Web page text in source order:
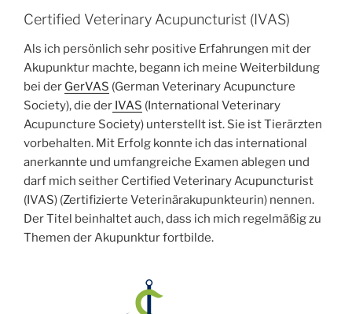
Certified Veterinary Acupuncturist (IVAS)
Als ich persönlich sehr positive Erfahrungen mit der
Akupunktur machte, begann ich meine Weiterbildung
bei der GerVAS (German Veterinary Acupuncture
Society), die der IVAS (International Veterinary
Acupuncture Society) unterstellt ist. Sie ist Tierärzten
vorbehalten. Mit Erfolg konnte ich das international
anerkannte und umfangreiche Examen ablegen und
darf mich seither Certified Veterinary Acupuncturist
(IVAS) (Zertifizierte Veterinärakupunkteurin) nennen.
Der Titel beinhaltet auch, dass ich mich regelmäßig zu
Themen der Akupunktur fortbilde.